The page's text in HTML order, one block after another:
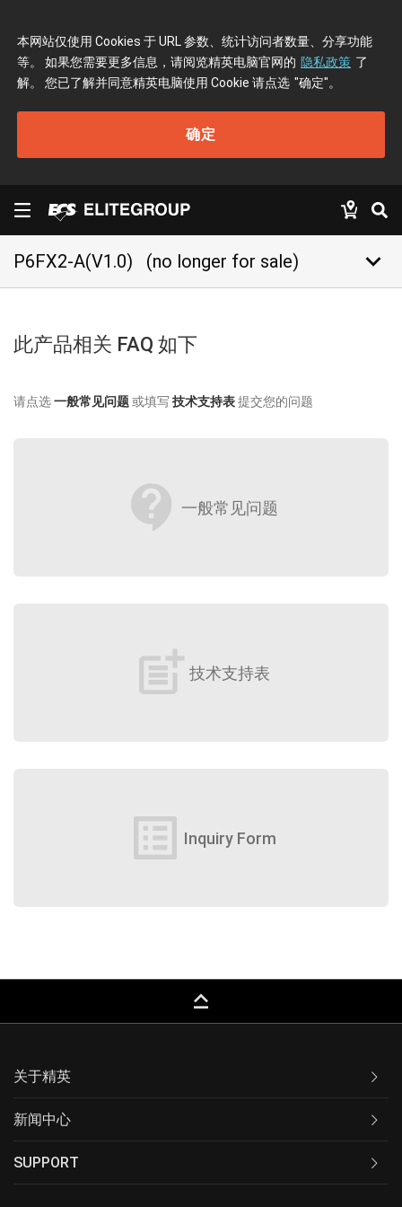
本网站仅使用 Cookies 于 URL 参数、统计访问者数量、分享功能
等。 如果您需要更多信息，请阅览精英电脑官网的 隐私政策 了
解。 您已了解并同意精英电脑使用 Cookie 请点选 "确定"。
确定
P6FX2-A(V1.0) (no longer for sale) keyboard_arrow_down
此产品相关 FAQ 如下
请点选一般常见问题或填写 技术支持表提交您的问题
contact_support 一般常见问题
post_add 技术支持表
list_alt Inquiry Form
keyboard_capslock
关于精英
新闻中心
SUPPORT